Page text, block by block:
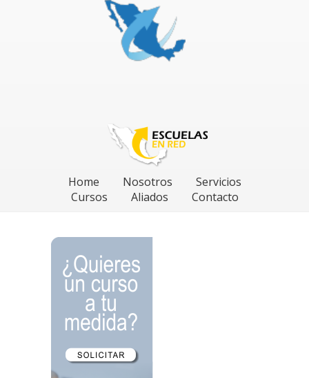
Home Nosotros
Servicios
Cursos
Aliados Contacto